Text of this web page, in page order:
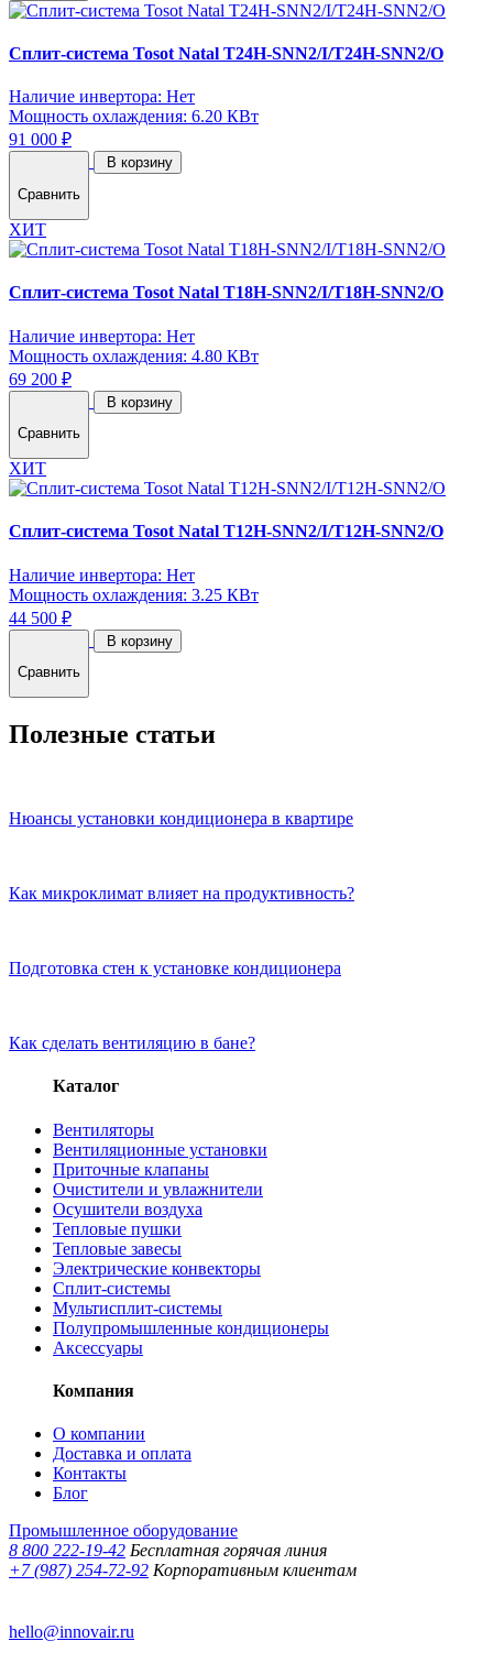
Сплит-система Tosot Natal T24H-SNN2/I/T24H-SNN2/O
Наличие инвертора: Нет
Мощность охлаждения: 6.20 КВт
91 000 ₽
Сравнить
В корзину
ХИТ
Сплит-система Tosot Natal T18H-SNN2/I/T18H-SNN2/O
Наличие инвертора: Нет
Мощность охлаждения: 4.80 КВт
69 200 ₽
Сравнить
В корзину
ХИТ
Сплит-система Tosot Natal T12H-SNN2/I/T12H-SNN2/O
Наличие инвертора: Нет
Мощность охлаждения: 3.25 КВт
44 500 ₽
Сравнить
В корзину
Полезные статьи
Нюансы установки кондиционера в квартире
Как микроклимат влияет на продуктивность?
Подготовка стен к установке кондиционера
Как сделать вентиляцию в бане?
Каталог
Вентиляторы
Вентиляционные установки
Приточные клапаны
Очистители и увлажнители
Осушители воздуха
Тепловые пушки
Тепловые завесы
Электрические конвекторы
Сплит-системы
Мультисплит-системы
Полупромышленные кондиционеры
Аксессуары
Компания
О компании
Доставка и оплата
Контакты
Блог
Промышленное оборудование
8 800 222-19-42 Бесплатная горячая линия
+7 (987) 254-72-92 Корпоративным клиентам
hello@innovair.ru